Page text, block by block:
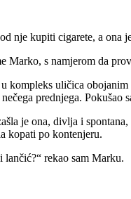
nje kupiti cigarete, a ona
Marko, s namjerom da
uličica
prednjega.
je ona, divlja i
kopati po kontenjeru.
lančić?“ rekao sam Marku.